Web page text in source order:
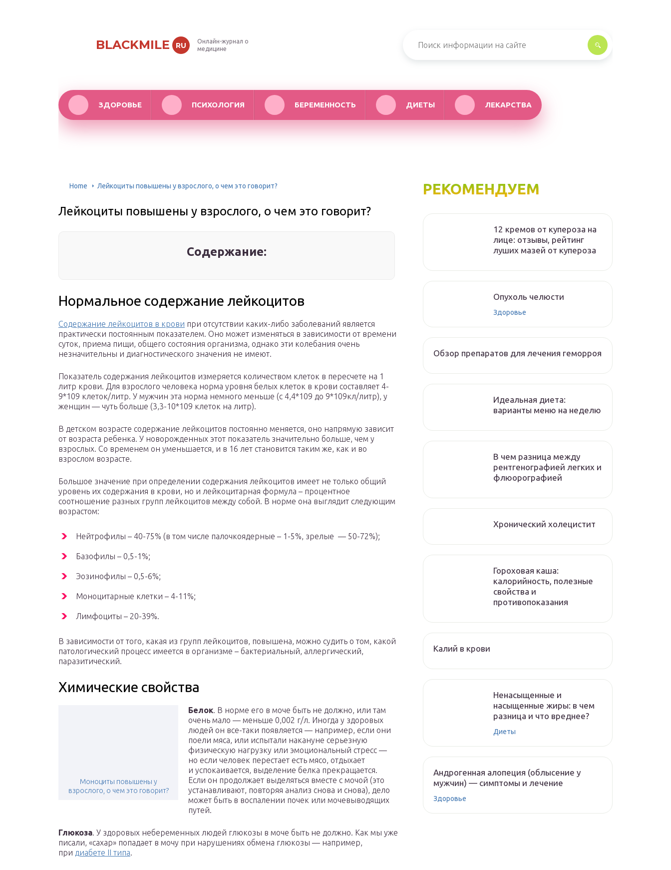
BLACKMILE RU
Онлайн-журнал о
медицине
ЗДОРОВЬЕ ПСИХОЛОГИЯ БЕРЕМЕННОСТЬ ДИЕТЫ ЛЕКАРСТВА
Home Лейкоциты повышены у взрослого, о чем это говорит?
Лейкоциты повышены у взрослого, о чем это говорит?
Содержание:
Нормальное содержание лейкоцитов
Содержание лейкоцитов в крови при отсутствии каких-либо заболеваний является
практически постоянным показателем. Оно может изменяться в зависимости от времени
суток, приема пищи, общего состояния организма, однако эти колебания очень
незначительны и диагностического значения не имеют.
Показатель содержания лейкоцитов измеряется количеством клеток в пересчете на 1
литр крови. Для взрослого человека норма уровня белых клеток в крови составляет 4-
9*109 клеток/литр. У мужчин эта норма немного меньше (с 4,4*109 до 9*109кл/литр), у
женщин — чуть больше (3,3-10*109 клеток на литр).
В детском возрасте содержание лейкоцитов постоянно меняется, оно напрямую зависит
от возраста ребенка. У новорожденных этот показатель значительно больше, чем у
взрослых. Со временем он уменьшается, и в 16 лет становится таким же, как и во
взрослом возрасте.
Большое значение при определении содержания лейкоцитов имеет не только общий
уровень их содержания в крови, но и лейкоцитарная формула – процентное
соотношение разных групп лейкоцитов между собой. В норме она выглядит следующим
возрастом:
Нейтрофилы – 40-75% (в том числе палочкоядерные – 1-5%, зрелые — 50-72%);
Базофилы – 0,5-1%;
Эозинофилы – 0,5-6%;
Моноцитарные клетки – 4-11%;
Лимфоциты – 20-39%.
В зависимости от того, какая из групп лейкоцитов, повышена, можно судить о том, какой
патологический процесс имеется в организме – бактериальный, аллергический,
паразитический.
Химические свойства
Моноциты повышены у
взрослого, о чем это говорит?
Белок. В норме его в моче быть не должно, или там
очень мало — меньше 0,002 г/л. Иногда у здоровых
людей он все-таки появляется — например, если они
поели мяса, или испытали накануне серьезную
физическую нагрузку или эмоциональный стресс —
но если человек перестает есть мясо, отдыхает
и успокаивается, выделение белка прекращается.
Если он продолжает выделяться вместе с мочой (это
устанавливают, повторяя анализ снова и снова), дело
может быть в воспалении почек или мочевыводящих
путей.
Глюкоза. У здоровых небеременных людей глюкозы в моче быть не должно. Как мы уже
писали, «сахар» попадает в мочу при нарушениях обмена глюкозы — например,
при диабете II типа.
РЕКОМЕНДУЕМ
12 кремов от купероза на
лице: отзывы, рейтинг
луших мазей от купероза
Опухоль челюсти
Здоровье
Обзор препаратов для лечения геморроя
Идеальная диета:
варианты меню на неделю
В чем разница между
рентгенографией легких и
флюорографией
Хронический холецистит
Гороховая каша:
калорийность, полезные
свойства и
противопоказания
Калий в крови
Ненасыщенные и
насыщенные жиры: в чем
разница и что вреднее?
Диеты
Андрогенная алопеция (облысение у
мужчин) — симптомы и лечение
Здоровье